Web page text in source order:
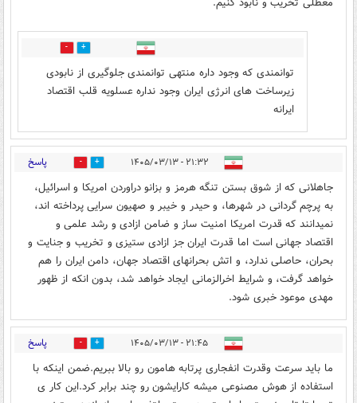
0
توانمندی که وجود داره منتهی توانمندی جلوگیری از نابودی
زیرساخت های انرژی ایران وجود نداره عسلویه قلب اقتصاد
ایرانه
۲۱:۳۲ - ۱۴۰۵/۰۳/۱۳ 0 پاسخ
جاهلانی که از شوق بستن تنگه هرمز و بزانو دراوردن امریکا و اسرائیل،
به پرچم گردانی در شهرها، و حیدر و خیبر و صهیون سرایی پرداخته اند،
نمیدانند که قدرت امریکا امنیت ساز و ضامن ازادی و رشد علمی و
اقتصاد جهانی است اما قدرت ایران جز ازادی ستیزی و تخریب و جنایت و
بحران، حاصلی ندارد، و اتش بحرانهای اقتصاد جهان، دامن ایران را هم
خواهد گرفت، و شرایط اخرالزمانی ایجاد خواهد شد، بدون انکه از ظهور
مهدی موعود خبری شود.
۲۱:۴۵ - ۱۴۰۵/۰۳/۱۳ 0 پاسخ
ما باید سرعت وقدرت انفجاری پرتابه هامون رو بالا ببریم.ضمن اینکه با
استفاده از هوش مصنوعی میشه کارایشون رو چند برابر کرد.این کار ی